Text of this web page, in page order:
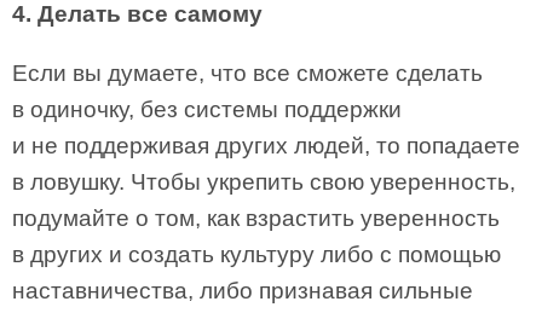
4. Делать все самому
Если вы думаете, что все сможете сделать
в одиночку, без системы поддержки
и не поддерживая других людей, то попадаете
в ловушку. Чтобы укрепить свою уверенность,
подумайте о том, как взрастить уверенность
в других и создать культуру либо с помощью
наставничества, либо признавая сильные